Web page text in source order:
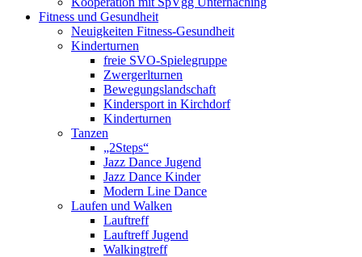
Fitness und Gesundheit
Neuigkeiten Fitness-Gesundheit
Kinderturnen
freie SVO-Spielegruppe
Zwergerlturnen
Bewegungslandschaft
Kindersport in Kirchdorf
Kinderturnen
Tanzen
„2Steps“
Jazz Dance Jugend
Jazz Dance Kinder
Modern Line Dance
Laufen und Walken
Lauftreff
Lauftreff Jugend
Walkingtreff